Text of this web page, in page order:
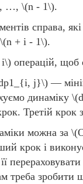
, …, \(n - 1\).
справа,
\(n + i - 1\).
i\) операцій, щоб
j}\) —
динаміку
Третій крок
можна за
крок і
треба зробити